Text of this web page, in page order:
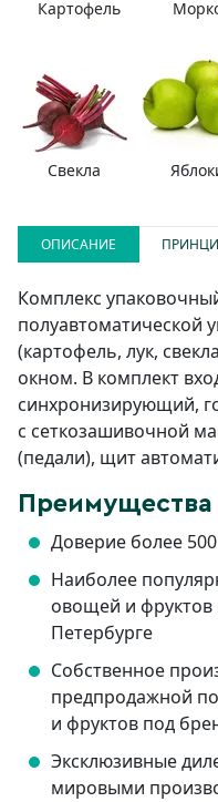
Картофель
Свекла
ОПИСАНИЕ
Комплекс
полуавтоматической
(картофель, лук,
окном. В комплект
синхронизирующий,
с сеткозашивочной
(педали), щит
Доверие более
Наиболее
овощей и фруктов
Петербурге
Собственное
предпродажной
и фруктов под
Эксклюзивные
мировыми